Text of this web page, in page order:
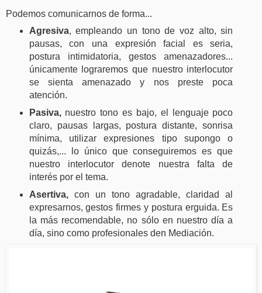
Podemos comunicarnos de forma...
Agresiva, empleando un tono de voz alto, sin
pausas, con una expresión facial es seria,
postura intimidatoria, gestos amenazadores...
únicamente lograremos que nuestro interlocutor
se sienta amenazado y nos preste poca
atención.
Pasiva,nuestro tono es bajo, el lenguaje poco
claro, pausas largas, postura distante, sonrisa
mínima, utilizar expresiones tipo supongo o
quizás,... lo único que conseguiremos es que
nuestro interlocutor denote nuestra falta de
interés por el tema.
Asertiva, con un tono agradable, claridad al
expresarnos, gestos firmes y postura erguida. Es
la más recomendable, no sólo en nuestro día a
día, sino como profesionales den Mediación.